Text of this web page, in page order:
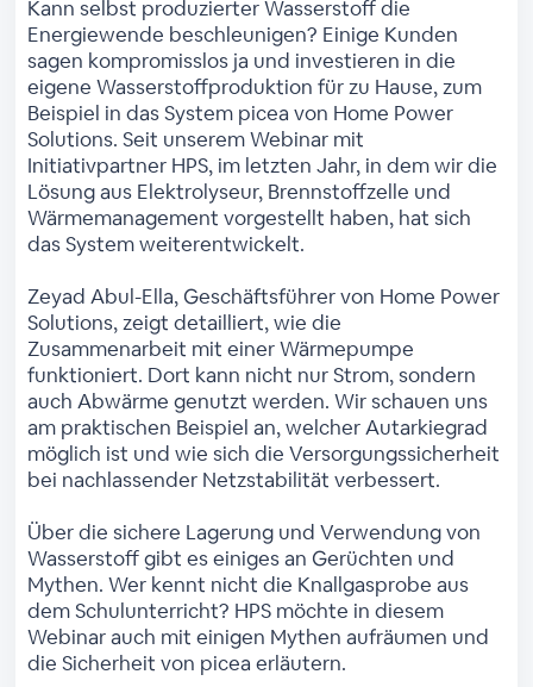
Kann selbst produzierter Wasserstoff die
Energiewende beschleunigen? Einige Kunden
sagen kompromisslos ja und investieren in die
eigene Wasserstoffproduktion für zu Hause, zum
Beispiel in das System picea von Home Power
Solutions. Seit unserem Webinar mit
Initiativpartner HPS, im letzten Jahr, in dem wir die
Lösung aus Elektrolyseur, Brennstoffzelle und
Wärmemanagement vorgestellt haben, hat sich
das System weiterentwickelt.
Zeyad Abul-Ella, Geschäftsführer von Home Power
Solutions, zeigt detailliert, wie die
Zusammenarbeit mit einer Wärmepumpe
funktioniert. Dort kann nicht nur Strom, sondern
auch Abwärme genutzt werden. Wir schauen uns
am praktischen Beispiel an, welcher Autarkiegrad
möglich ist und wie sich die Versorgungssicherheit
bei nachlassender Netzstabilität verbessert.
Über die sichere Lagerung und Verwendung von
Wasserstoff gibt es einiges an Gerüchten und
Mythen. Wer kennt nicht die Knallgasprobe aus
dem Schulunterricht? HPS möchte in diesem
Webinar auch mit einigen Mythen aufräumen und
die Sicherheit von picea erläutern.